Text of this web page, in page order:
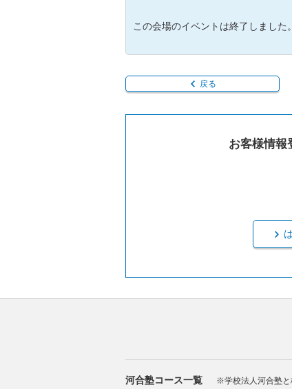
この会場のイベントは終了しました。
戻る
お客様情報
河合塾コース一覧 ※学校法人河合塾と